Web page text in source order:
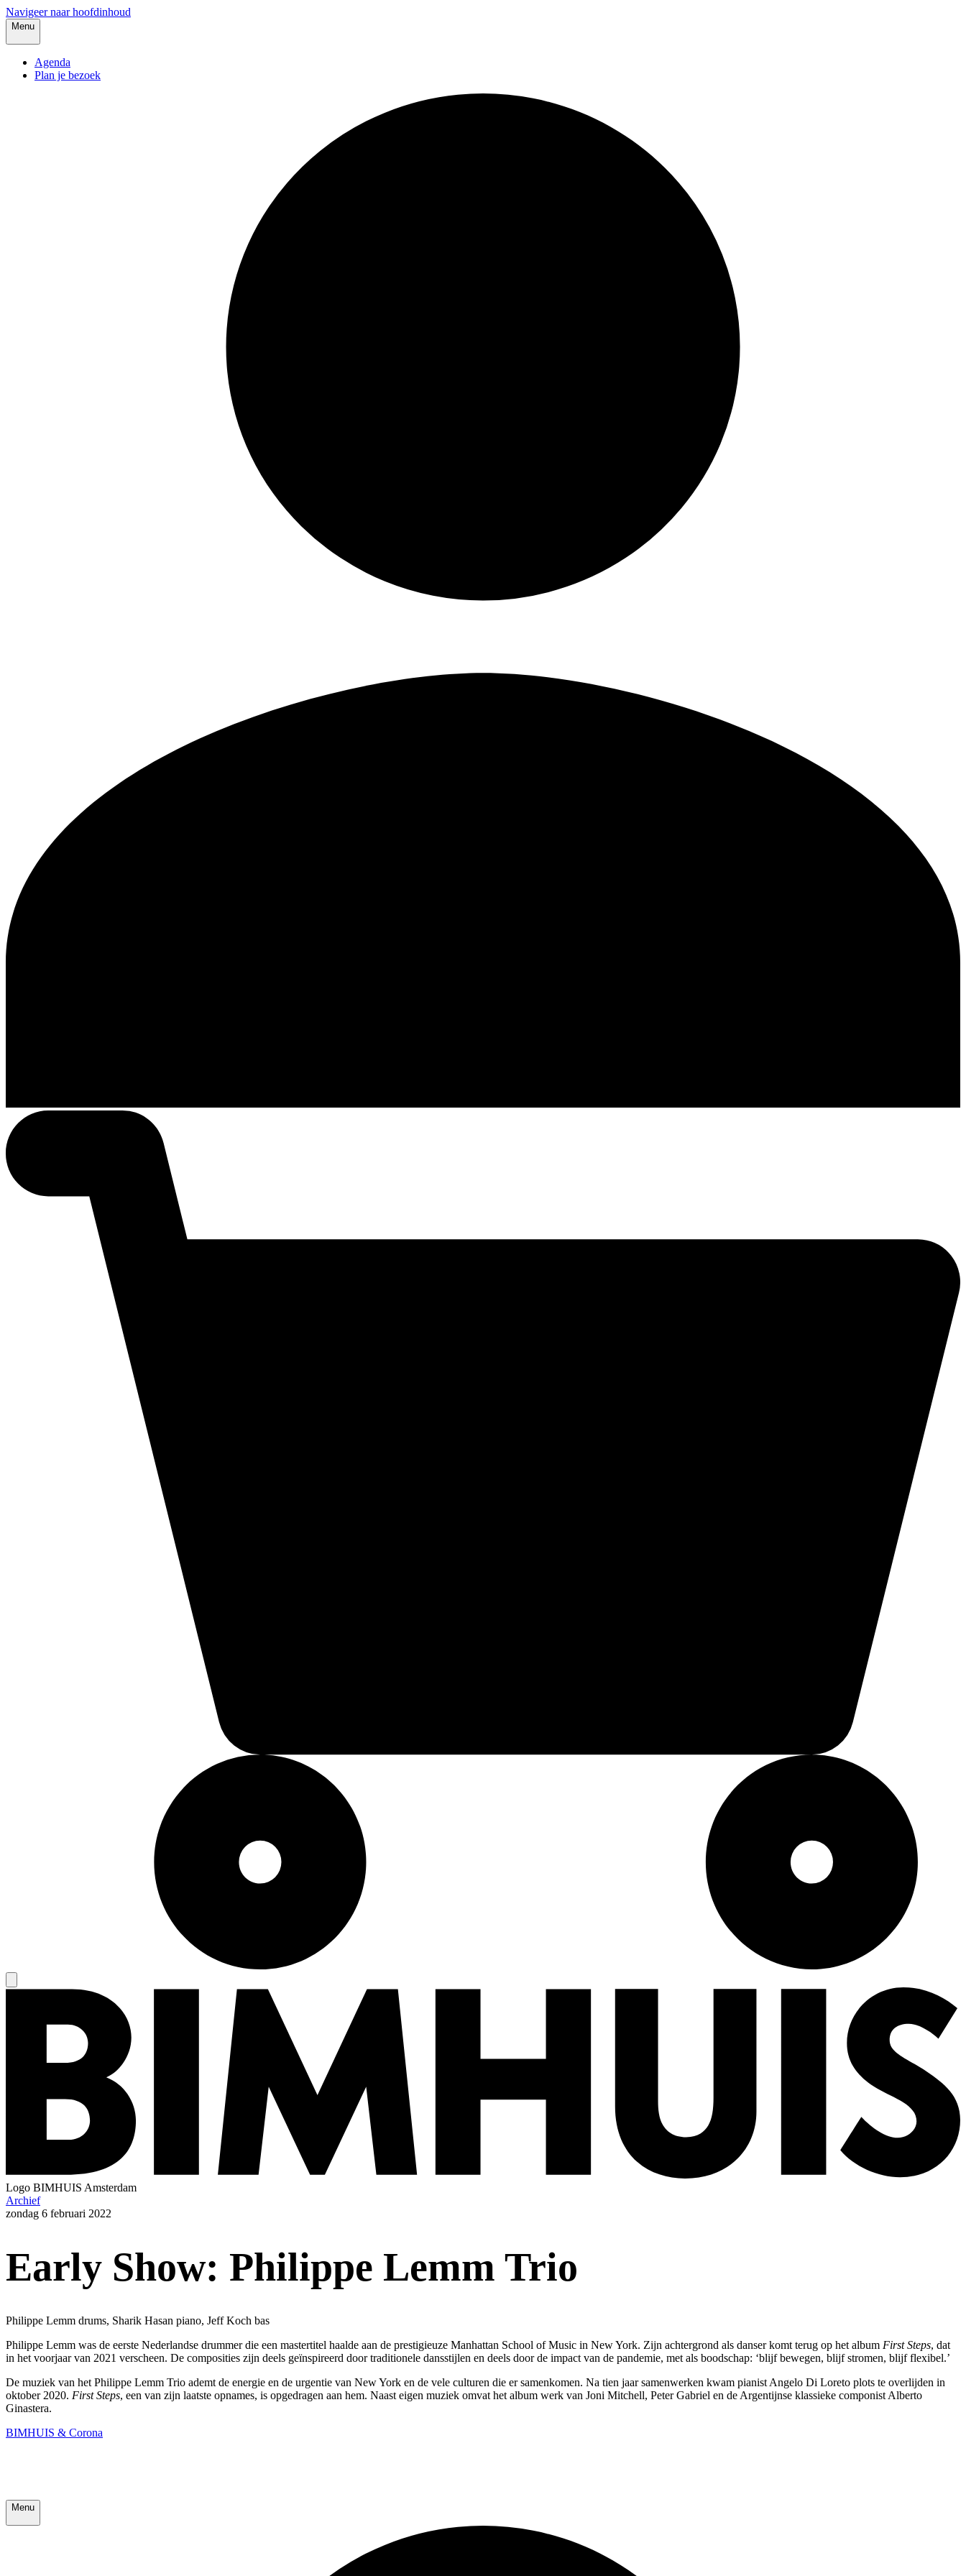
Navigeer naar hoofdinhoud
Menu
Agenda
Plan je bezoek
Logo BIMHUIS Amsterdam
Archief
zondag 6 februari 2022
Early Show: Philippe Lemm Trio
Philippe Lemm drums, Sharik Hasan piano, Jeff Koch bas
Philippe Lemm was de eerste Nederlandse drummer die een mastertitel haalde aan de prestigieuze Manhattan School of Music in New York. Zijn achtergrond als danser komt terug op het album First Steps, dat
in het voorjaar van 2021 verscheen. De composities zijn deels geïnspireerd door traditionele dansstijlen en deels door de impact van de pandemie, met als boodschap: ‘blijf bewegen, blijf stromen, blijf flexibel.’
De muziek van het Philippe Lemm Trio ademt de energie en de urgentie van New York en de vele culturen die er samenkomen. Na tien jaar samenwerken kwam pianist Angelo Di Loreto plots te overlijden in
oktober 2020. First Steps, een van zijn laatste opnames, is opgedragen aan hem. Naast eigen muziek omvat het album werk van Joni Mitchell, Peter Gabriel en de Argentijnse klassieke componist Alberto
Ginastera.
BIMHUIS & Corona
Menu